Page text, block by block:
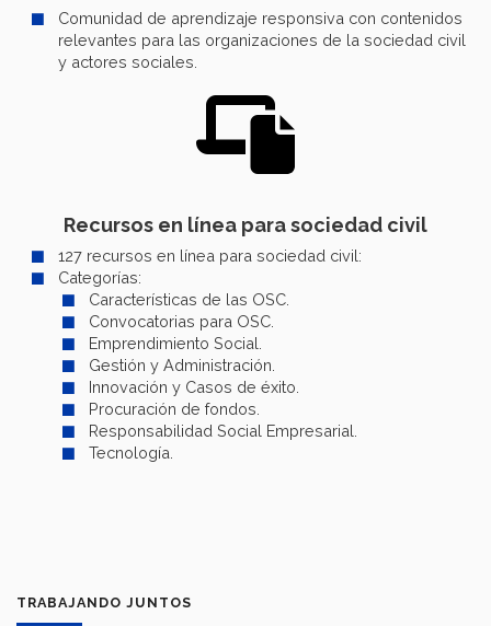
Comunidad de aprendizaje responsiva con contenidos
relevantes para las organizaciones de la sociedad civil
y actores sociales.
Recursos en línea para sociedad civil
127 recursos en línea para sociedad civil:
Categorías:
Características de las OSC.
Convocatorias para OSC.
Emprendimiento Social.
Gestión y Administración.
Innovación y Casos de éxito.
Procuración de fondos.
Responsabilidad Social Empresarial.
Tecnología.
TRABAJANDO JUNTOS